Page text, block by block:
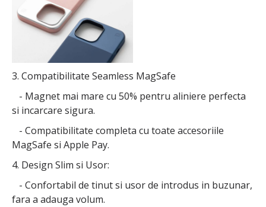
3. Compatibilitate Seamless MagSafe
- Magnet mai mare cu 50% pentru aliniere perfecta
si incarcare sigura.
- Compatibilitate completa cu toate accesoriile
MagSafe si Apple Pay.
4. Design Slim si Usor:
- Confortabil de tinut si usor de introdus in buzunar,
fara a adauga volum.